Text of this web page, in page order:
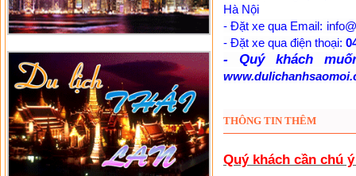
Hà Nội
- Đặt xe qua Email:
- Đặt xe qua điện thoại:
- Quý khách
THÔNG TIN THÊM
Quý khách cần chú